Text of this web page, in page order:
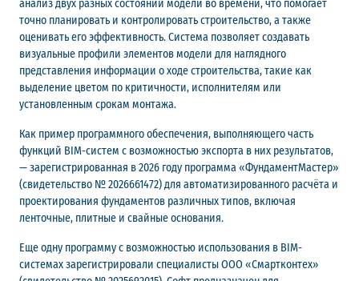
анализ двух разных состояний модели во времени, что помогает
точно планировать и контролировать строительство, а также
оценивать его эффективность. Система позволяет создавать
визуальные профили элементов модели для наглядного
представления информации о ходе строительства, такие как
выделение цветом по критичности, исполнителям или
установленным срокам монтажа.
Как пример программного обеспечения, выполняющего часть
функций BIM-систем с возможностью экспорта в них результатов,
— зарегистрированная в 2026 году программа «ФундаментМастер»
(свидетельство № 2026661472) для автоматизированного расчёта и
проектирования фундаментов различных типов, включая
ленточные, плитные и свайные основания.
Еще одну программу с возможностью использования в BIM-
системах зарегистрировали специалисты ООО «Смартконтех»